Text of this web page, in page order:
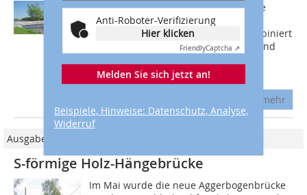
Anti-Roboter-Verifizierung
Hier klicken
FriendlyCaptcha ⇗
Melden Sie sich jetzt an!
Beispiele, Hinweise: Datenschutz, Analyse,
Widerruf
Hybride sind Techniken, bei denen die
Vorzüge zweier Technologien oder
Materialien optimal miteinander kombiniert
werden. Holzbetonverbundbrücken sind
Vorzüge...
mehr
Ausgabe 06/2013
S-förmige Holz-Hängebrücke
Im Mai wurde die neue Aggerbogenbrücke